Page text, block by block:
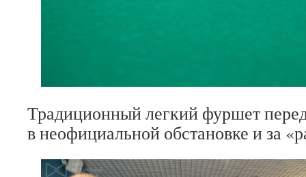
Традиционный легкий фуршет
в неофициальной обстановке и за